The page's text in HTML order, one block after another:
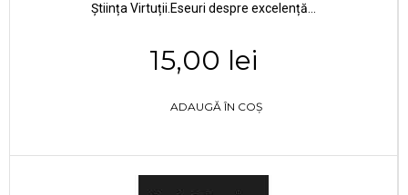
Știința Virtuții.Eseuri despre excelență...
15,00 lei
ADAUGĂ ÎN COȘ